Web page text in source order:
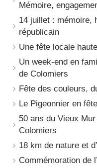
Mémoire,
14 juillet : mémoire,
républicain
Une fête locale
Un week-end en
de Colomiers
Fête des couleurs,
Le Pigeonnier en
50 ans du Vieux
Colomiers
18 km de nature et
Commémoration de